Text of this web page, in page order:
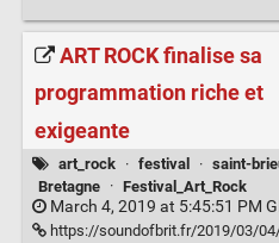
ART ROCK finalise sa
programmation riche et
exigeante
art_rock · festival · saint-
Bretagne
· Festival_Art_Rock
March 4, 2019 at 5:45:51 PM
https://soundofbrit.fr/2019/03/04/art-rock-